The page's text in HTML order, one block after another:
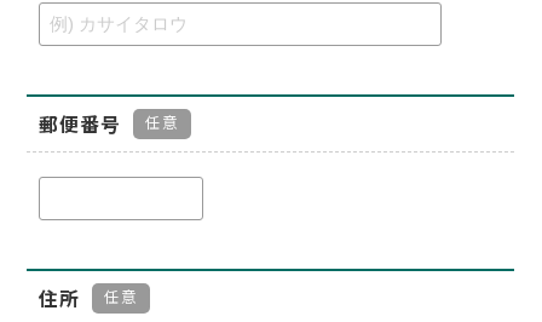
郵便番号 任意
住所 任意